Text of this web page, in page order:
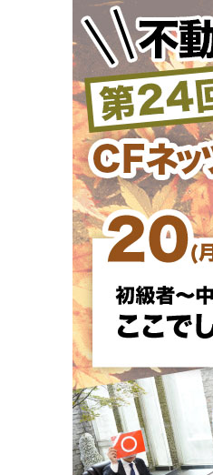
い方・借りている方
探しをしたい